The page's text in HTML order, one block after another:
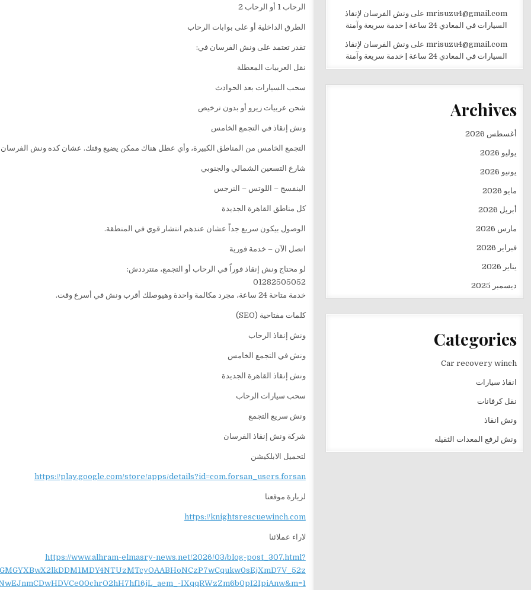
الرحاب 1 أو الرحاب 2
الطرق الداخلية أو على بوابات الرحاب
تقدر تعتمد على ونش الفرسان في:
نقل العربيات المعطلة
سحب السيارات بعد الحوادث
شحن عربيات زيرو أو بدون ترخيص
ونش إنقاذ في التجمع الخامس
التجمع الخامس من المناطق الكبيرة، وأي عطل هناك ممكن يضيع وقتك. عشان كده ونش
شارع التسعين الشمالي والجنوبي
البنفسج – اللوتس – النرجس
كل مناطق القاهرة الجديدة
الوصول بيكون سريع جداً عشان عندهم انتشار قوي في المنطقة.
اتصل الآن – خدمة فورية
لو محتاج ونش إنقاذ فوراً في الرحاب أو التجمع، متترددش:
01282505052
خدمة متاحة 24 ساعة، مجرد مكالمة واحدة وهيوصلك أقرب ونش في أسرع وقت.
كلمات مفتاحية (SEO)
ونش إنقاذ الرحاب
ونش في التجمع الخامس
ونش إنقاذ القاهرة الجديدة
سحب سيارات الرحاب
ونش سريع التجمع
شركة ونش إنقاذ الفرسان
لتحميل الابلكيشن
https://play.google.com/store/apps/details?id=com.forsan_users.forsan
لزيارة موقعنا
https://knightsrescuewinch.com
لاراء عملائنا
https://www.alhram-elmasry-news.net/2026/03/blog-post_307.html?
IXqqRWzZm6b0pI2IpiAnw&m=1
mrisuzu4@gmail.comعلى ونش الفرسان لإنقاذ
السيارات في المعادي 24 ساعة | خدمة سريعة وآمنة
mrisuzu4@gmail.comعلى ونش الفرسان لإنقاذ
السيارات في المعادي 24 ساعة | خدمة سريعة وآمنة
Archives
أغسطس 2026
يوليو 2026
يونيو 2026
مايو 2026
أبريل 2026
مارس 2026
فبراير 2026
يناير 2026
ديسمبر 2025
Categories
Car recovery winch
انقاذ سيارات
نقل كرفانات
ونش انقاذ
ونش لرفع المعدات الثقيله